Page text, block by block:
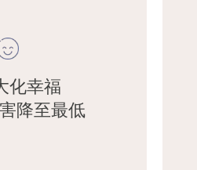
化幸福
降至最低
幸福，同時盡量減少重大傷
人），這就是我們認為做得
好事。
•
痛苦以及最大化自己和他人的
確定平衡